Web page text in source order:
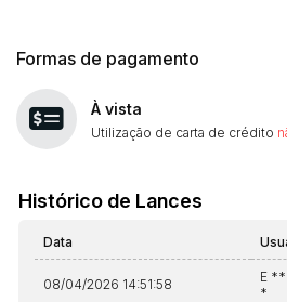
Formas de pagamento
À vista
Utilização de carta de crédito
Histórico de Lances
Data
08/04/2026 14:51:58
E
*